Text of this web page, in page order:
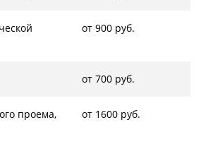
от 900 руб.
от 700 руб.
проема,
от 1600 руб.